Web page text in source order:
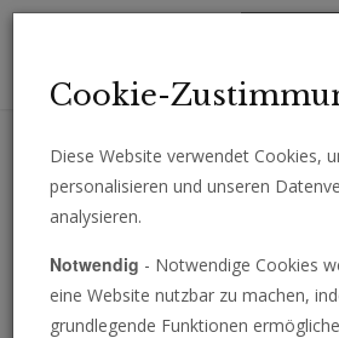
Erhalten Sie wichtige Analysen,
Cookie-
Diese Website verwendet Cookies,
personalisieren und unseren
analysieren.
Notwendig - Notwendige Cookies
eine Website nutzbar zu machen,
grundlegende Funktionen